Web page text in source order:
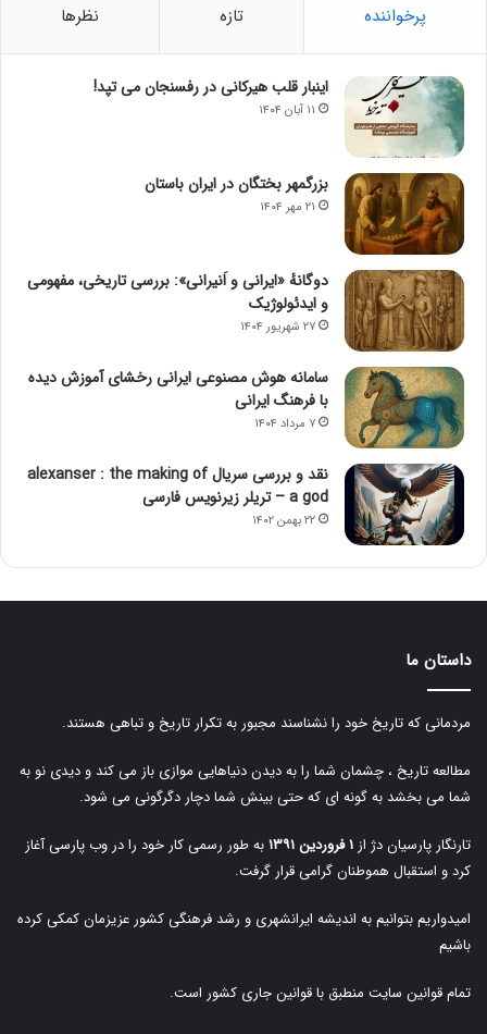
پرخواننده تازه نظرها
اینبار قلب هیرکانی در رفسنجان می تپد!
۱۱ آبان ۱۴۰۴
بزرگمهر بختگان در ایران باستان
۲۱ مهر ۱۴۰۴
دوگانهٔ «ایرانی و اَنیرانی»: بررسی تاریخی، مفهومی
و ایدئولوژیک
۲۷ شهریور ۱۴۰۴
سامانه هوش مصنوعی ایرانی رخشای آموزش دیده
با فرهنگ ایرانی
۷ مرداد ۱۴۰۴
نقد و بررسی سریال alexanser : the making of
a god – تریلر زیرنویس فارسی
۲۲ بهمن ۱۴۰۲
داستان ما
مردمانی که تاریخ خود را نشناسند مجبور به تکرار تاریخ و تباهی هستند.
مطالعه تاریخ ، چشمان شما را به دیدن دنیاهایی موازی باز می کند و دیدی نو به
شما می بخشد به گونه ای که حتی بینش شما دچار دگرگونی می شود.
تارنگار پارسیان دژ از ۱ فروردین ۱۳۹۱
به طور رسمی کار خود را در وب پارسی آغاز
کرد و استقبال هموطنان گرامی قرار گرفت.
امیدواریم بتوانیم به اندیشه ایرانشهری و رشد فرهنگی کشور عزیزمان کمکی کرده
باشیم
تمام قوانین سایت منطبق با قوانین جاری کشور است.